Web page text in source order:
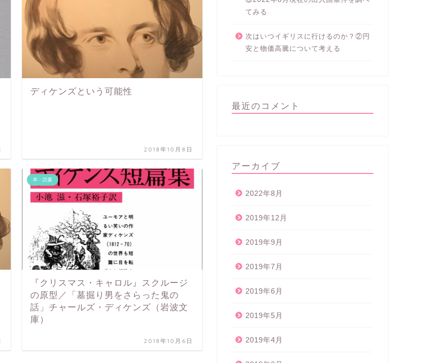
ディケンズという可能性
2018年10月8日
本・読書
『クリスマス・キャロル』スクルージ
の原型／「墓掘り男をさらった鬼の
話」チャールズ・ディケンズ（岩波文
庫）
2018年10月6日
てみる
次はいつイギリスに行けるのか？②円
安と物価高騰について考える
最近のコメント
アーカイブ
2022年8月
2019年12月
2019年9月
2019年7月
2019年6月
2019年5月
2019年4月